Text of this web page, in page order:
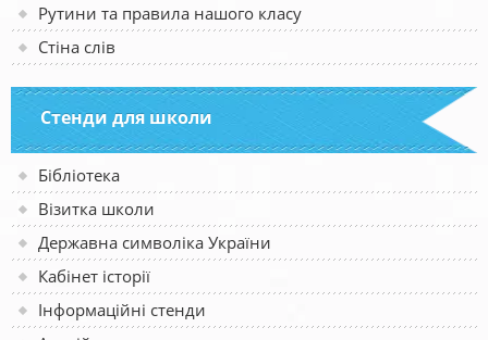
Рутини та правила нашого класу
Стіна слів
Стенди для школи
Бібліотека
Візитка школи
Державна символіка України
Кабінет історії
Інформаційні стенди